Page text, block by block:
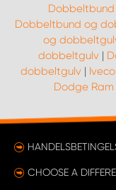
Dobbeltbund og
og
dobbeltgulv|
dobbeltgulv|
Dodge
CHOOSE A